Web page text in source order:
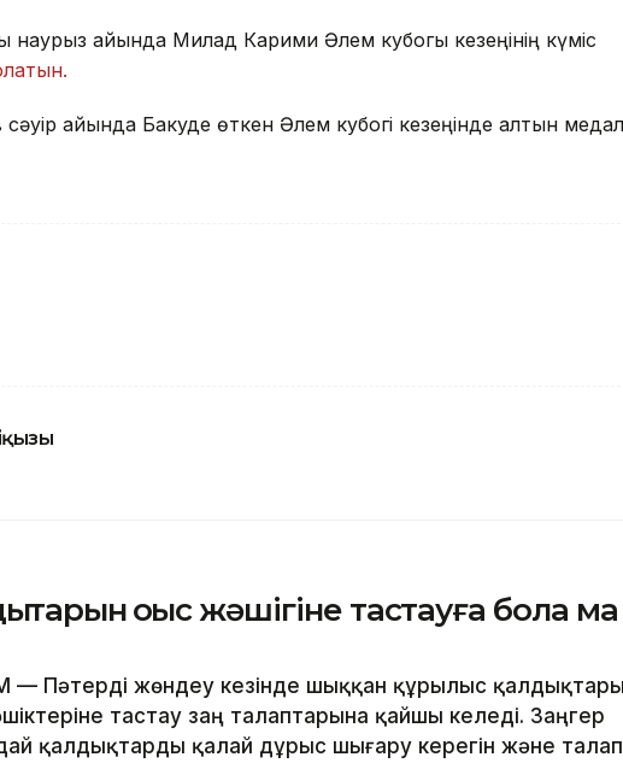
наурыз айында Милад Карими Әлем кубогы кезеңінің күміс
айында Бакуде өткен Әлем кубогі кезеңінде алтын
қоқыс жәшігіне тастауға бола ма
— Пәтерді жөндеу кезінде шыққан құрылыс
тастау заң талаптарына қайшы келеді. Заңгер
қалдықтарды қалай дұрыс шығару керегін және